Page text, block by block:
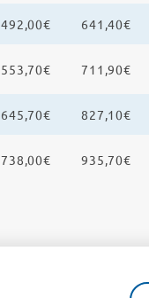
492,00€ 641,40€
553,70€ 711,90€
645,70€ 827,10€
738,00€ 935,70€